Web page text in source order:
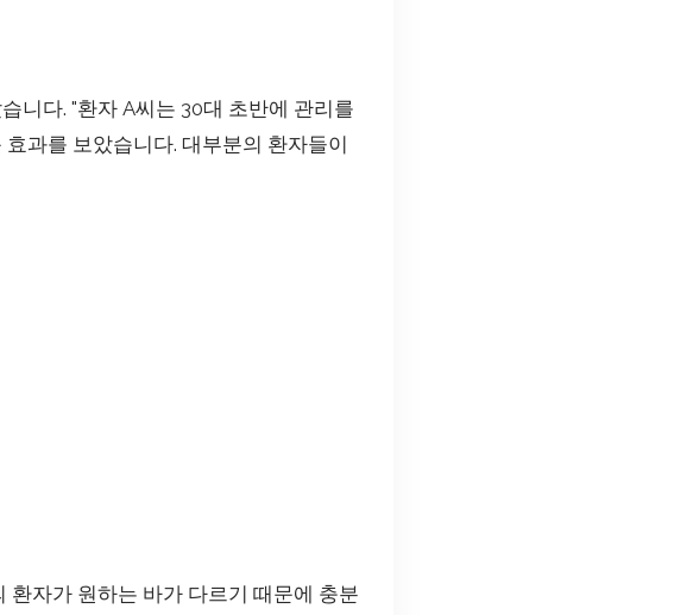
니다. "환자 A씨는 30대 초반에 관리를
과를 보았습니다. 대부분의 환자들이
환자가 원하는 바가 다르기 때문에 충분